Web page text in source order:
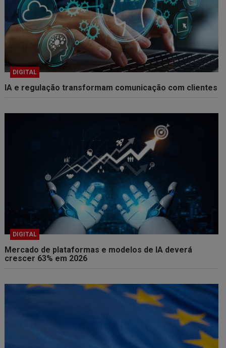
DIGITAL
IA e regulação transformam comunicação com clientes
DIGITAL
Mercado de plataformas e modelos de IA deverá
crescer 63% em 2026